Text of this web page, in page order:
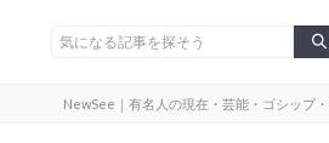
NewSee｜有名人の現在・芸能・ゴシップ